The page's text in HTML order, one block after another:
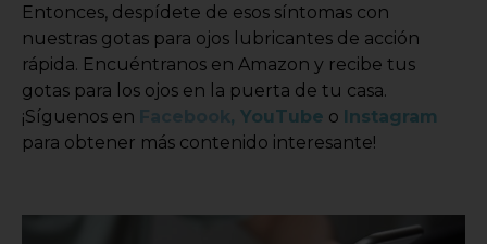
Entonces, despídete de esos síntomas con
nuestras gotas para ojos lubricantes de acción
rápida. Encuéntranos en Amazon y recibe tus
gotas para los ojos en la puerta de tu casa.
¡Síguenos en
, YouTube o Instagram
para obtener más contenido interesante!